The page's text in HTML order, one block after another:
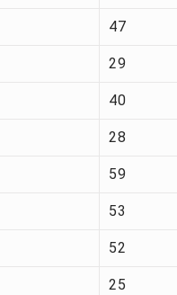
47
29
40
28
59
53
52
25